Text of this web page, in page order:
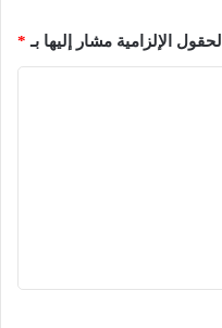
الحقول الإلزامية مشار إليها بـ *